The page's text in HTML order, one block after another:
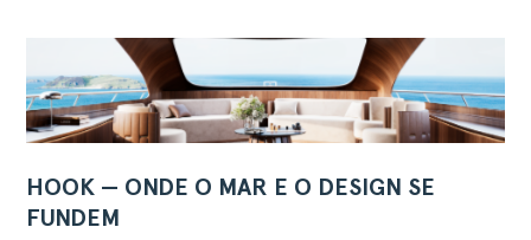
HOOK — ONDE O MAR E O DESIGN SE
FUNDEM